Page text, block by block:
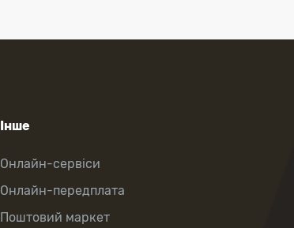
Інше
Онлайн-сервіси
Онлайн-передплата
Поштовий маркет